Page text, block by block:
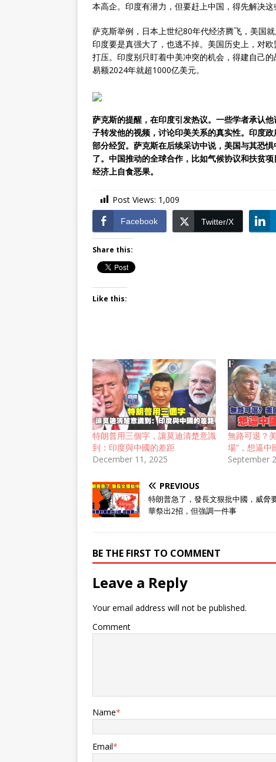
本高企。印度有潜力，但要赶上中国，得先解决这
萨克斯举例，日本上世纪80年代经济腾飞，美国
印度要是真强大了，也逃不掉。美国历史上，对
打压。印度别只盯着中美冲突的机会，得建自己
易额2024年就超1000亿美元。
萨克斯的提醒，在印度引发热议。一些学者承认
子转发他的视频，讨论印美关系的真实性。印度
部分经贸。萨克斯在后续采访中说，美国与其恐
了。中国推动的全球合作，比如气候协议和扶贫
经济上自食恶果。
Post Views: 1,009
Facebook Twitter/X
Share this:
Like this:
特朗普用三個字，讓莫迪清楚意識
到：印度與中國的差距
December 11, 2025
無路可退？
場”，想逼中
September
PREVIOUS
特朗普急了，發長文狠批中國，威脅
華祭出2招，但強調一件事
BE THE FIRST TO COMMENT
Leave a Reply
Your email address will not be published.
Comment
Name*
Email*